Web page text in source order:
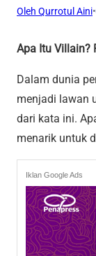
Oleh Qurrotul Aini•
Apa Itu Villain?
Dalam dunia
menjadi lawan
dari kata ini.
menarik untuk
Iklan Google Ads